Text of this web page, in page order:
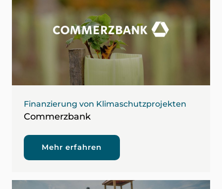
Finanzierung von Klimaschutzprojekten
Commerzbank
Mehr erfahren